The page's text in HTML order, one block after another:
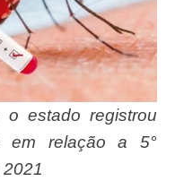
estado registrou
em relação a 5°